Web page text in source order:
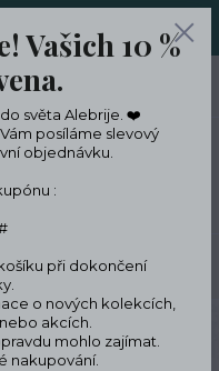
Hledat
Designové oblečení
samodržící punčochy s krajkou
Vašich 10 %
světa Alebrije. ❤️
posíláme slevový
objednávku.
:
při dokončení
o nových kolekcích,
akcích.
mohlo zajímat.
nakupování.